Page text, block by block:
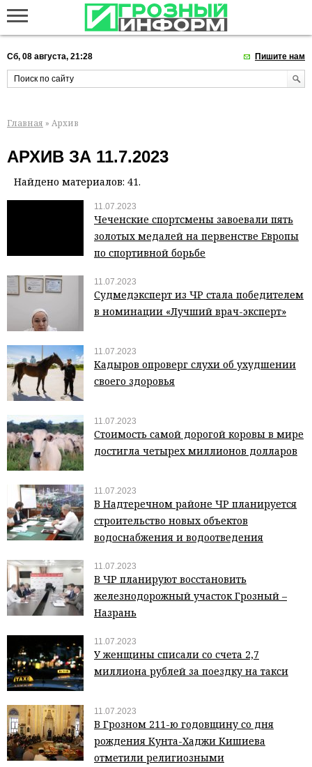
Сб, 08 августа, 21:28 Пишите нам
Главная » Архив
АРХИВ ЗА 11.7.2023
Найдено материалов: 41.
11.07.2023
Чеченские спортсмены завоевали пять
золотых медалей на первенстве Европы
по спортивной борьбе
11.07.2023
Судмедэксперт из ЧР стала победителем
в номинации «Лучший врач-эксперт»
11.07.2023
Кадыров опроверг слухи об ухудшении
своего здоровья
11.07.2023
Стоимость самой дорогой коровы в мире
достигла четырех миллионов долларов
11.07.2023
В Надтеречном районе ЧР планируется
строительство новых объектов
водоснабжения и водоотведения
11.07.2023
В ЧР планируют восстановить
железнодорожный участок Грозный –
Назрань
11.07.2023
У женщины списали со счета 2,7
миллиона рублей за поездку на такси
11.07.2023
В Грозном 211-ю годовщину со дня
рождения Кунта-Хаджи Кишиева
отметили религиозными